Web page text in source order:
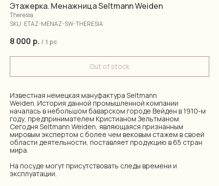
Этажерка. Менажница Seltmann Weiden
Theresia
SKU: ETAZ-MENAZ-SW-THERESIA
8 000 р. / 1 pc
Out of stock
Известная немецкая мануфактура Seltmann
Weiden. История данной промышленной компании
началась в небольшом баварском городе Вейден в 1910-м
году, предпринимателем Кристианом Зельтманом.
Сегодня Seltmann Weiden, являющаяся признанным
мировым экспертом с более чем вековым стажем в своей
области деятельности, поставляет продукцию в 65 стран
мира.
На посуде могут присутствовать следы времени и
эксплуатации.